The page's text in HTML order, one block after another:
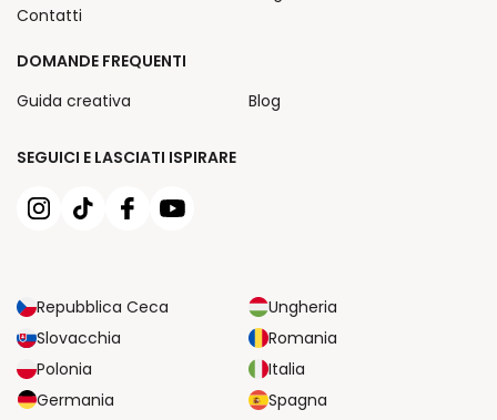
SEGUICI E LASCIATI ISPIRARE
Repubblica Ceca
Ungheria
Slovacchia
Romania
Polonia
Italia
Germania
Spagna
Contatti
DOMANDE FREQUENTI
Guida creativa
Blog